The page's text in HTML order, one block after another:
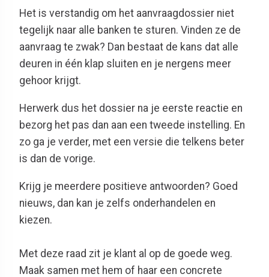
Het is verstandig om het aanvraagdossier niet
tegelijk naar alle banken te sturen. Vinden ze de
aanvraag te zwak? Dan bestaat de kans dat alle
deuren in één klap sluiten en je nergens meer
gehoor krijgt.
Herwerk dus het dossier na je eerste reactie en
bezorg het pas dan aan een tweede instelling. En
zo ga je verder, met een versie die telkens beter
is dan de vorige.
Krijg je meerdere positieve antwoorden? Goed
nieuws, dan kan je zelfs onderhandelen en
kiezen.
Met deze raad zit je klant al op de goede weg.
Maak samen met hem of haar een concrete